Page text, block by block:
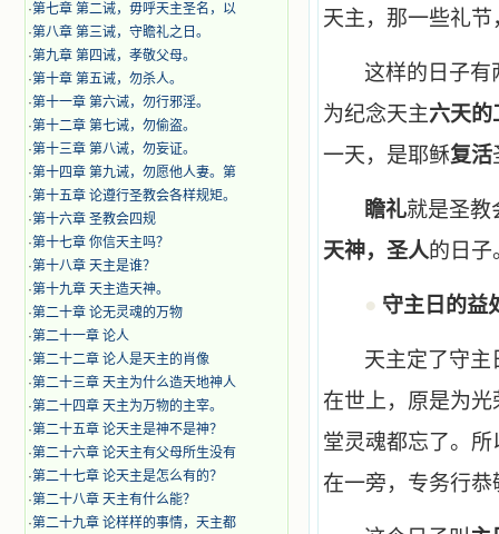
·第七章 第二诫，毋呼天主圣名，以
·第八章 第三诫，守瞻礼之日。
·第九章 第四诫，孝敬父母。
·第十章 第五诫，勿杀人。
·第十一章 第六诫，勿行邪淫。
·第十二章 第七诫，勿偷盗。
·第十三章 第八诫，勿妄证。
·第十四章 第九诫，勿愿他人妻。第
·第十五章 论遵行圣教会各样规矩。
·第十六章 圣教会四规
·第十七章 你信天主吗？
·第十八章 天主是谁？
·第十九章 天主造天神。
·第二十章 论无灵魂的万物
·第二十一章 论人
·第二十二章 论人是天主的肖像
·第二十三章 天主为什么造天地神人
·第二十四章 天主为万物的主宰。
·第二十五章 论天主是神不是神？
·第二十六章 论天主有父母所生没有
·第二十七章 论天主是怎么有的？
·第二十八章 天主有什么能？
·第二十九章 论样样的事情，天主都
天主，那一些礼
这样的日子有
为纪念天主六天的
一天，是耶稣复活
瞻礼就是圣教
天神，圣人的日子
● 守主日的益
天主定了守主
在世上，原是为
堂灵魂都忘了。
在一旁，专务行